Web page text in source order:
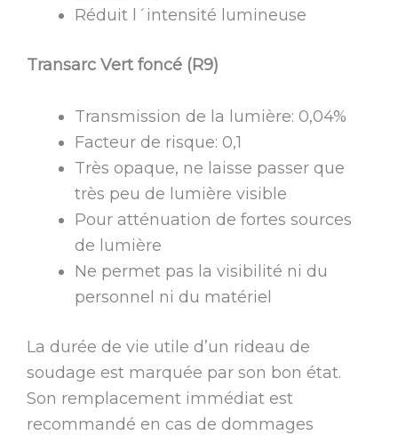
Réduit l´intensité lumineuse
Transarc Vert foncé (R9)
Transmission de la lumière: 0,04%
Facteur de risque: 0,1
Très opaque, ne laisse passer que
très peu de lumière visible
Pour atténuation de fortes sources
de lumière
Ne permet pas la visibilité ni du
personnel ni du matériel
La durée de vie utile d’un rideau de
soudage est marquée par son bon état.
Son remplacement immédiat est
recommandé en cas de dommages